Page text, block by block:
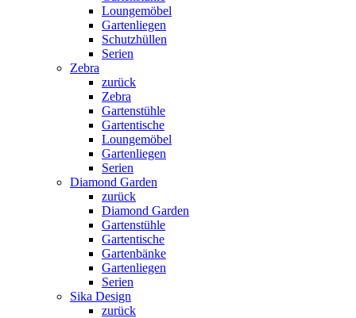
Loungemöbel
Gartenliegen
Schutzhüllen
Serien
Zebra
zurück
Zebra
Gartenstühle
Gartentische
Loungemöbel
Gartenliegen
Serien
Diamond Garden
zurück
Diamond Garden
Gartenstühle
Gartentische
Gartenbänke
Gartenliegen
Serien
Sika Design
zurück